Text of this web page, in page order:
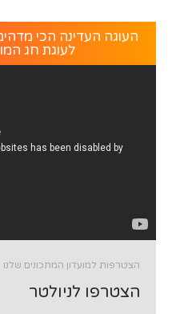
העוגה העדינה הכי
לעוגת חג
הצטרפות למועדון המתכונים שלנו
הצטרפו לניולטר